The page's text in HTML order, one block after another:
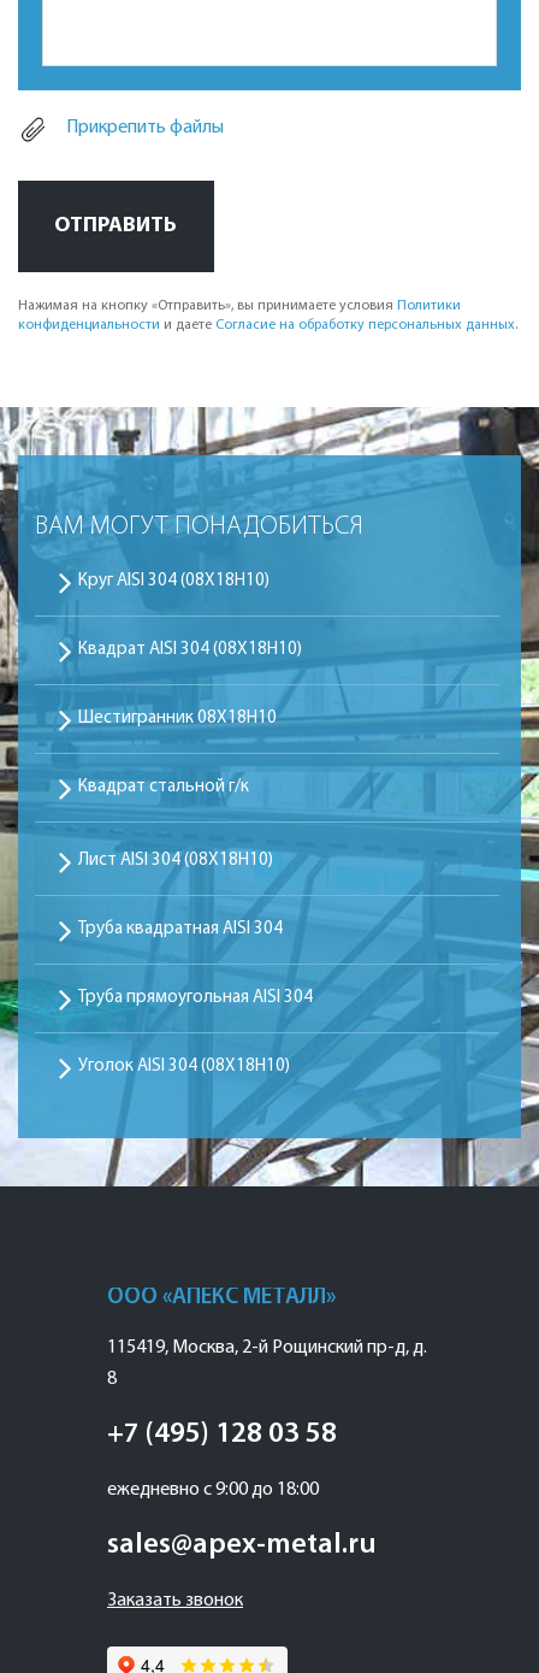
Прикрепить файлы
ОТПРАВИТЬ
Нажимая на кнопку «Отправить», вы принимаете условия Политики
конфиденциальности и даете Согласие на обработку персональных данных.
ВАМ МОГУТ ПОНАДОБИТЬСЯ
Круг AISI 304 (08Х18Н10)
Квадрат AISI 304 (08Х18Н10)
Шестигранник 08Х18Н10
Квадрат стальной г/к
Лист AISI 304 (08Х18Н10)
Труба квадратная AISI 304
Труба прямоугольная AISI 304
Уголок AISI 304 (08Х18Н10)
ООО «АПЕКС МЕТАЛЛ»
115419, Москва, 2-й Рощинский пр-д, д.
8
+7 (495) 128 03 58
ежедневно с 9:00 до 18:00
sales@apex-metal.ru
Заказать звонок